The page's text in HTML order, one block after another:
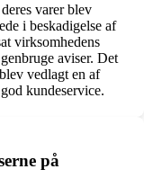
varer blev
i beskadigelse af
virksomhedens
aviser. Det
vedlagt en af
kundeservice.
på